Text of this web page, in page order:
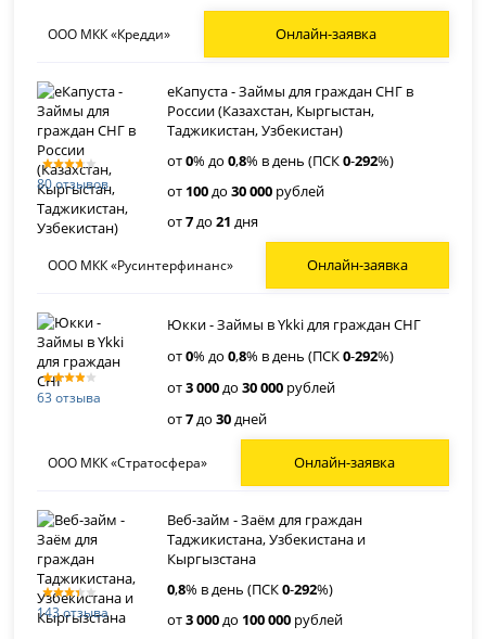
ООО МКК «Кредди» Онлайн-заявка
80 отзывов
еКапуста - Займы для граждан СНГ в
России (Казахстан, Кыргыстан,
Таджикистан, Узбекистан)
от0% до0,8% в день (ПСК0-292%)
от 100до30 000 рублей
от7до21 дня
ООО МКК «Русинтерфинанс» Онлайн-заявка
63 отзыва
Юкки - Займы в Ykki для граждан СНГ
от0% до0,8% в день (ПСК0-292%)
от3 000до30 000 рублей
от7до30дней
ООО МКК «Стратосфера» Онлайн-заявка
143 отзыва
Веб-займ - Заём для граждан
Таджикистана, Узбекистана и
Кыргызстана
0,8% в день (ПСК0-292%)
от3 000до 100 000 рублей